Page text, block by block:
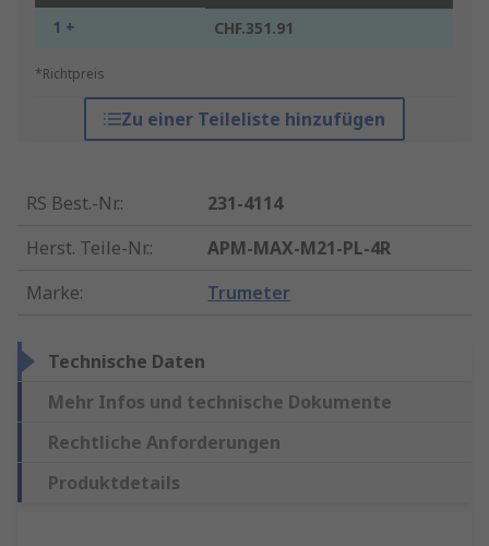
1 + CHF.351.91
*Richtpreis
Zu einer Teileliste hinzufügen
RS Best.-Nr.:
231-4114
Herst. Teile-Nr.:
APM-MAX-M21-PL-4R
Marke: Trumeter
Technische Daten
Mehr Infos und technische Dokumente
Rechtliche Anforderungen
Produktdetails